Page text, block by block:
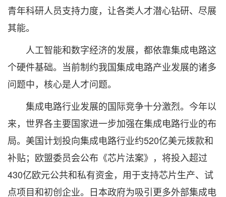
青年科研人员支持力度，让各类人才潜心钻研、尽展
其能。
人工智能和数字经济的发展，都依靠集成电路这
个硬件基础。当前制约我国集成电路产业发展的诸多
问题中，核心是人才问题。
集成电路行业发展的国际竞争十分激烈。今年以
来，世界各主要国家进一步加强在集成电路行业的布
局。美国计划投向集成电路行业约520亿美元拨款和
补贴；欧盟委员会公布《芯片法案》，将投入超过
430亿欧元公共和私有资金，用于支持芯片生产、试
点项目和初创企业。日本政府为吸引更多外部集成电